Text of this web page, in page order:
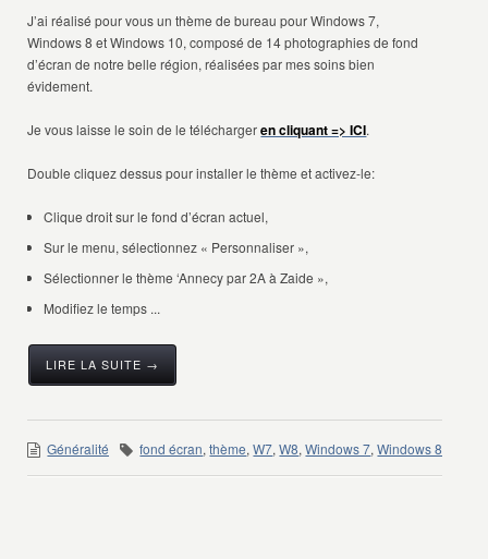
J’ai réalisé pour vous un thème de bureau pour Windows 7,
Windows 8 et Windows 10, composé de 14 photographies de fond
d’écran de notre belle région, réalisées par mes soins bien
évidement.
Je vous laisse le soin de le téléchargeren cliquant => ICI.
Double cliquez dessus pour installer le thème et activez-le:
Clique droit sur le fond d’écran actuel,
Sur le menu, sélectionnez « Personnaliser »,
Sélectionner le thème ‘Annecy par 2A à Zaide »,
Modifiez le temps ...
LIRE LA SUITE →
Généralité fond écran,thème,W7,W8,Windows 7,Windows 8